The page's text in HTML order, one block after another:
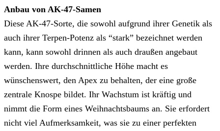
Anbau von AK-47-Samen
Diese AK-47-Sorte, die sowohl aufgrund ihrer Genetik als
auch ihrer Terpen-Potenz als “stark” bezeichnet werden
kann, kann sowohl drinnen als auch draußen angebaut
werden. Ihre durchschnittliche Höhe macht es
wünschenswert, den Apex zu behalten, der eine große
zentrale Knospe bildet. Ihr Wachstum ist kräftig und
nimmt die Form eines Weihnachtsbaums an. Sie erfordert
nicht viel Aufmerksamkeit, was sie zu einer perfekten